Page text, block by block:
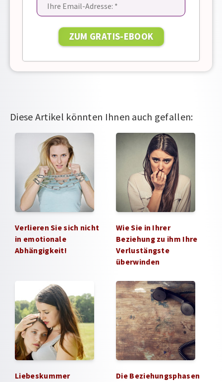
Diese Artikel könnten Ihnen auch gefallen:
Verlieren Sie sich nicht
in emotionale
Abhängigkeit!
Wie Sie in Ihrer
Beziehung zu ihm Ihre
Verlustängste
überwinden
Liebeskummer
Die Beziehungsphasen